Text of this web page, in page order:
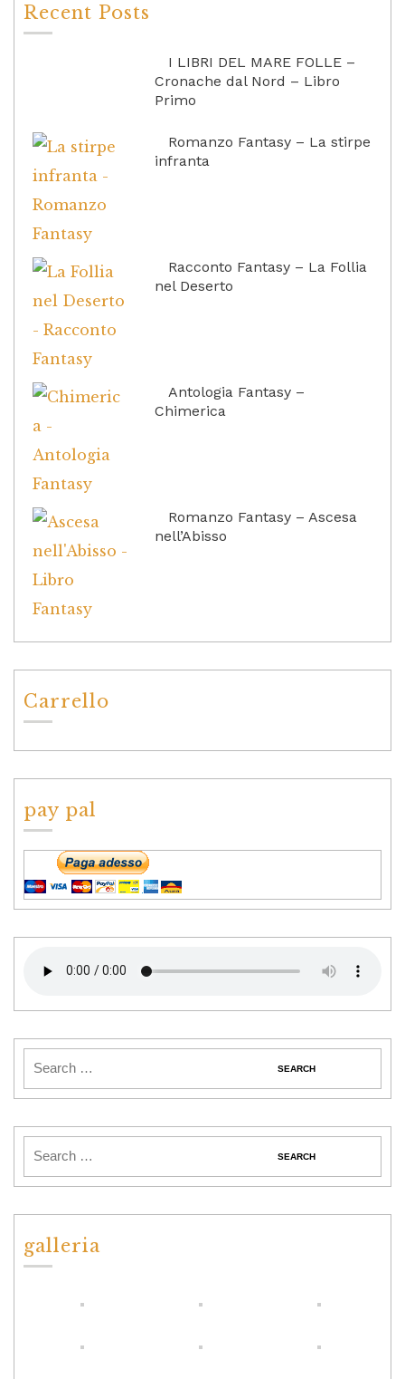
Recent Posts
I LIBRI DEL MARE FOLLE –
Cronache dal Nord – Libro
Primo
Romanzo Fantasy – La stirpe
infranta
Racconto Fantasy – La Follia
nel Deserto
Antologia Fantasy –
Chimerica
Romanzo Fantasy – Ascesa
nell’Abisso
Carrello
pay pal
galleria